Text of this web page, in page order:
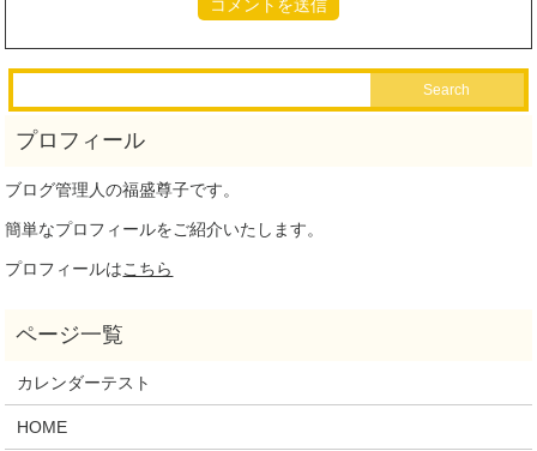
ブログ管理人の福盛尊子です。
簡単なプロフィールをご紹介いたします。
プロフィールはこちら
カレンダーテスト
HOME